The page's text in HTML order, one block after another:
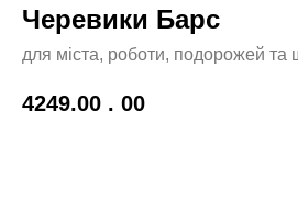
Черевики Барс
для міста, роботи, подорожей та
4249.00 . 00